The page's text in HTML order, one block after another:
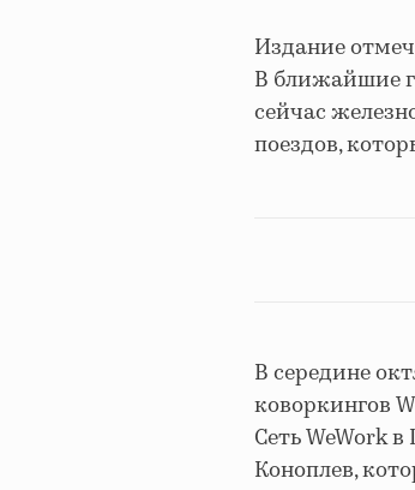
Издание
В ближайшие
сейчас
поездов,
В середине
коворкингов
Сеть WeWork
Коноплев,